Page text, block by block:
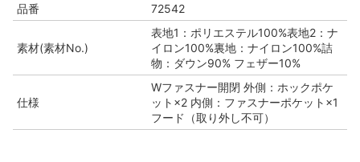
品番
72542
素材(素材No.)
表地1：ポリエステル100%表地2：ナ
イロン100%裏地：ナイロン100%詰
物：ダウン90% フェザー10%
仕様
Wファスナー開閉 外側：ホックポケ
ット×2 内側：ファスナーポケット×1
フード（取り外し不可）